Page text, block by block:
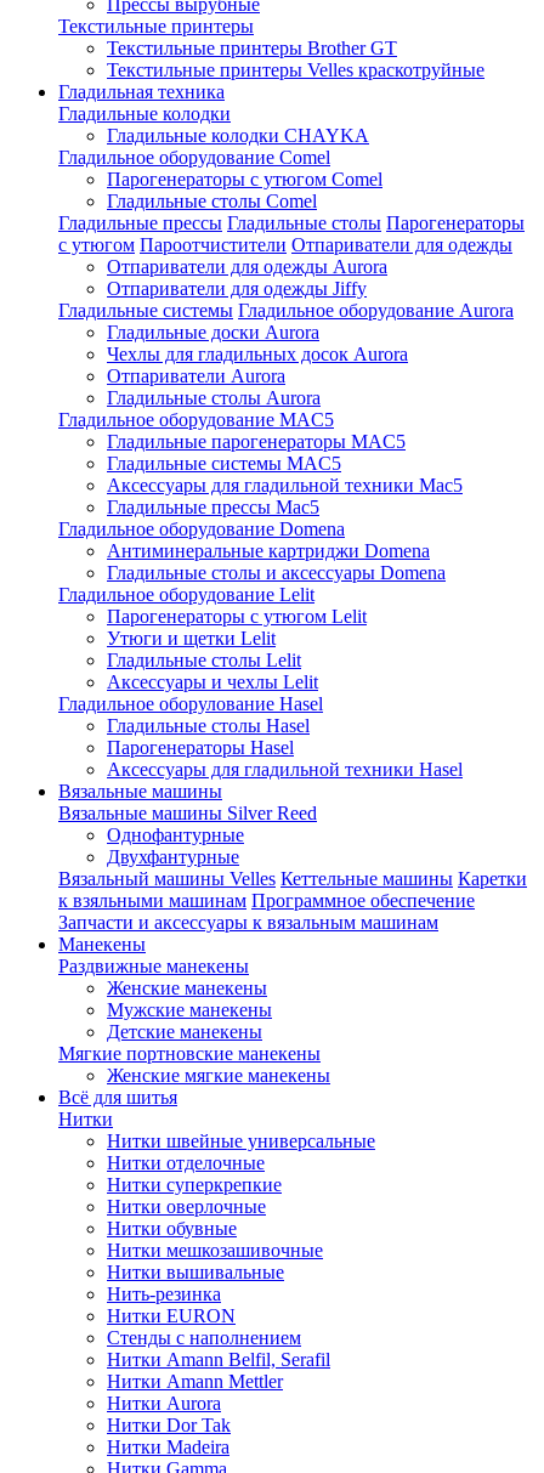
Прессы вырубные
Текстильные принтеры
Текстильные принтеры Brother GT
Текстильные принтеры Velles краскотруйные
Гладильная техника
Гладильные колодки
Гладильные колодки CHAYKA
Гладильное оборудование Comel
Парогенераторы с утюгом Comel
Гладильные столы Comel
Гладильные прессы Гладильные столы Парогенераторы
с утюгом Пароотчистители Отпариватели для одежды
Отпариватели для одежды Aurora
Отпариватели для одежды Jiffy
Гладильные системы Гладильное оборудование Aurora
Гладильные доски Aurora
Чехлы для гладильных досок Aurora
Отпариватели Aurora
Гладильные столы Aurora
Гладильное оборудование MAC5
Гладильные парогенераторы MAC5
Гладильные системы MAC5
Аксессуары для гладильной техники Mac5
Гладильные прессы Mac5
Гладильное оборудование Domena
Антиминеральные картриджи Domena
Гладильные столы и аксессуары Domena
Гладильное оборудование Lelit
Парогенераторы с утюгом Lelit
Утюги и щетки Lelit
Гладильные столы Lelit
Аксессуары и чехлы Lelit
Гладильное оборулование Hasel
Гладильные столы Hasel
Парогенераторы Hasel
Аксессуары для гладильной техники Hasel
Вязальные машины
Вязальные машины Silver Reed
Однофантурные
Двухфантурные
Вязальный машины Velles Кеттельные машины Каретки
к взяльными машинам Программное обеспечение
Запчасти и аксессуары к вязальным машинам
Манекены
Раздвижные манекены
Женские манекены
Мужские манекены
Детские манекены
Мягкие портновские манекены
Женские мягкие манекены
Всё для шитья
Нитки
Нитки швейные универсальные
Нитки отделочные
Нитки суперкрепкие
Нитки оверлочные
Нитки обувные
Нитки мешкозашивочные
Нитки вышивальные
Нить-резинка
Нитки EURON
Стенды с наполнением
Нитки Amann Belfil, Serafil
Нитки Amann Mettler
Нитки Aurora
Нитки Dor Tak
Нитки Madeira
Нитки Gamma